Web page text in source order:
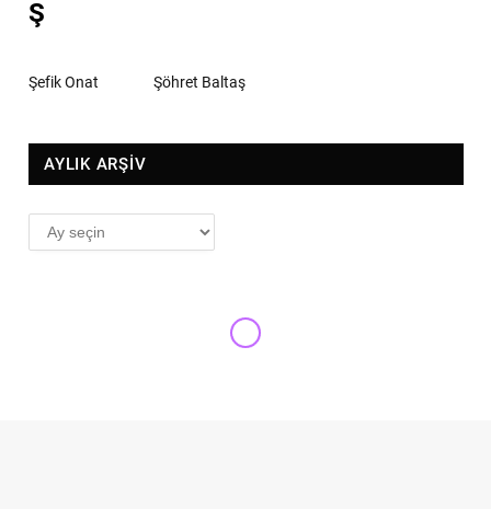
Ş
Şefik Onat Şöhret Baltaş
AYLIK ARŞİV
AYLIK
ARŞİV